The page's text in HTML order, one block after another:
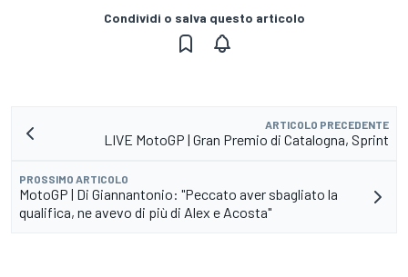
Condividi o salva questo articolo
ARTICOLO PRECEDENTE
LIVE MotoGP | Gran Premio di Catalogna, Sprint
PROSSIMO ARTICOLO
MotoGP | Di Giannantonio: "Peccato aver sbagliato la
qualifica, ne avevo di più di Alex e Acosta"